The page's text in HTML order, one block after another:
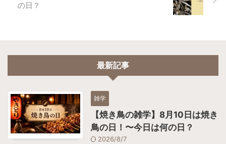
の日？
最新記事
雑学
【焼き鳥の雑学】8月10日は焼き
鳥の日！〜今日は何の日？
2026/8/7